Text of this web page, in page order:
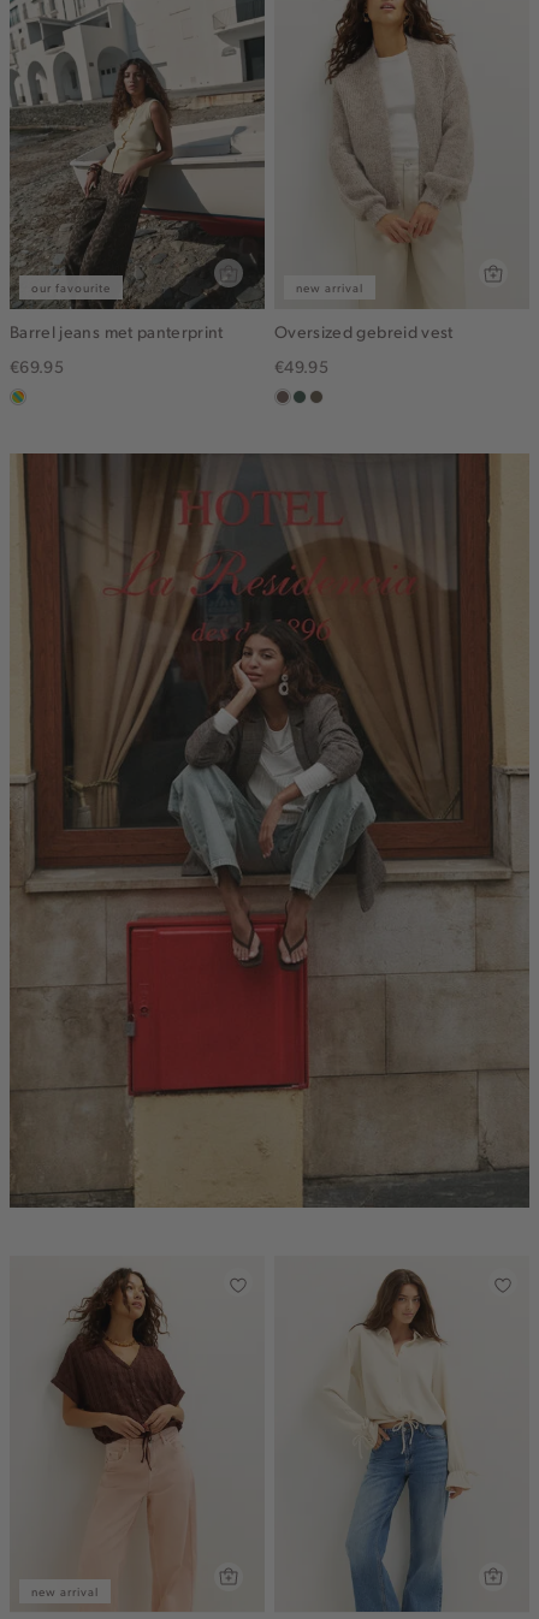
our favourite
Barrel jeans met panterprint
€69.95
meerkleurig
new arrival
Oversized gebreid vest
€49.95
taupe
groen,
bruin
new arrival